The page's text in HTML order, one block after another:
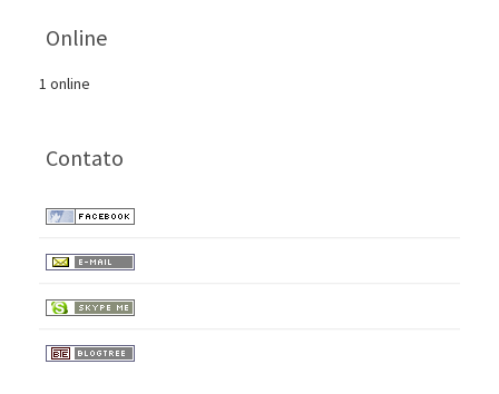
Online
1 online
Contato